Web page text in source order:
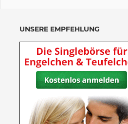
UNSERE EMPFEHLUNG